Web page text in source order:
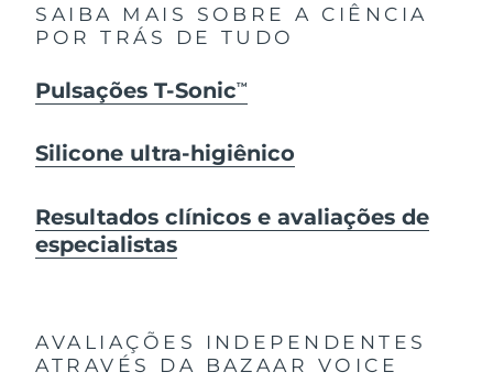
SAIBA MAIS SOBRE A CIÊNCIA
POR TRÁS DE TUDO
Pulsações T-SonicTM
Silicone ultra-higiênico
Resultados clínicos e avaliações de
especialistas
AVALIAÇÕES INDEPENDENTES
ATRAVÉS DA BAZAAR VOICE